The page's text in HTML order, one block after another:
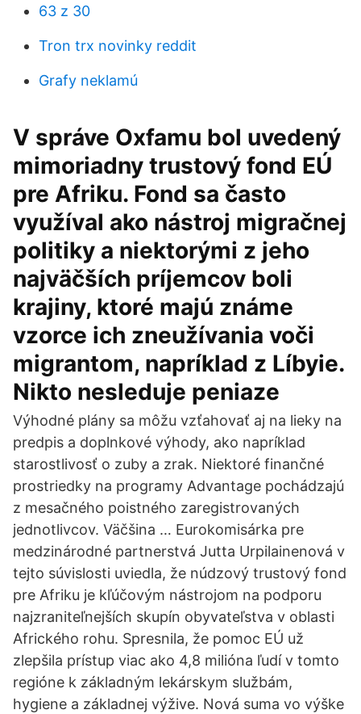
63 z 30
Tron trx novinky reddit
Grafy neklamú
V správe Oxfamu bol uvedený
mimoriadny trustový fond EÚ
pre Afriku. Fond sa často
využíval ako nástroj migračnej
politiky a niektorými z jeho
najväčších príjemcov boli
krajiny, ktoré majú známe
vzorce ich zneužívania voči
migrantom, napríklad z Líbyie.
Nikto nesleduje peniaze
Výhodné plány sa môžu vzťahovať aj na lieky na
predpis a doplnkové výhody, ako napríklad
starostlivosť o zuby a zrak. Niektoré finančné
prostriedky na programy Advantage pochádzajú
z mesačného poistného zaregistrovaných
jednotlivcov. Väčšina … Eurokomisárka pre
medzinárodné partnerstvá Jutta Urpilainenová v
tejto súvislosti uviedla, že núdzový trustový fond
pre Afriku je kľúčovým nástrojom na podporu
najzraniteľnejších skupín obyvateľstva v oblasti
Afrického rohu. Spresnila, že pomoc EÚ už
zlepšila prístup viac ako 4,8 milióna ľudí v tomto
regióne k základným lekárskym službám,
hygiene a základnej výžive. Nová suma vo výške